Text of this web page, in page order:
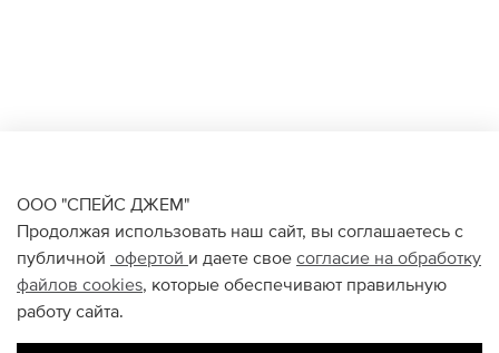
ООО "СПЕЙС ДЖЕМ"
Продолжая использовать наш сайт, вы соглашаетесь с
публичной офертой и даете свое согласие на обработку
файлов cookies, которые обеспечивают правильную
работу сайта.